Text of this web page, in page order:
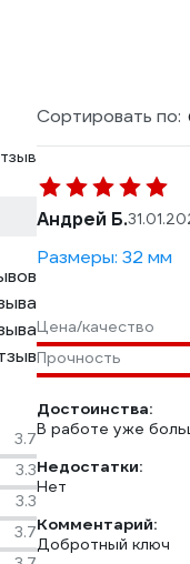
3.7
3.3
3.3
3.7
Сортировать по:
Андрей Б.
Размеры: 32 мм
Цена/качество
Прочность
Достоинства:
В работе уже
Недостатки:
Нет
Комментарий:
Добротный ключ